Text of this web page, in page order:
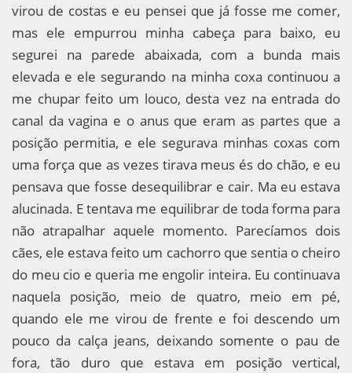
virou de costas e eu pensei que já fosse me comer,
mas ele empurrou minha cabeça para baixo, eu
segurei na parede abaixada, com a bunda mais
elevada e ele segurando na minha coxa continuou a
me chupar feito um louco, desta vez na entrada do
canal da vagina e o anus que eram as partes que a
posição permitia, e ele segurava minhas coxas com
uma força que as vezes tirava meus és do chão, e eu
pensava que fosse desequilibrar e cair. Ma eu estava
alucinada. E tentava me equilibrar de toda forma para
não atrapalhar aquele momento. Parecíamos dois
cães, ele estava feito um cachorro que sentia o cheiro
do meu cio e queria me engolir inteira. Eu continuava
naquela posição, meio de quatro, meio em pé,
quando ele me virou de frente e foi descendo um
pouco da calça jeans, deixando somente o pau de
fora, tão duro que estava em posição vertical,